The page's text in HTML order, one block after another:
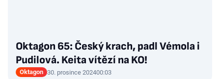
Oktagon 65: Český krach, padl Vémola i
Pudilová. Keita vítězí na KO!
Oktagon 30. prosince 202400:03